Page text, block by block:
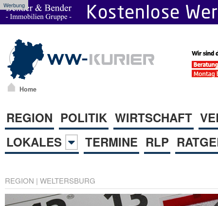
Werbung
Home
REGION POLITIK WIRTSCHAFT
LOKALES
TERMINE RLP
REGION | WELTERSBURG